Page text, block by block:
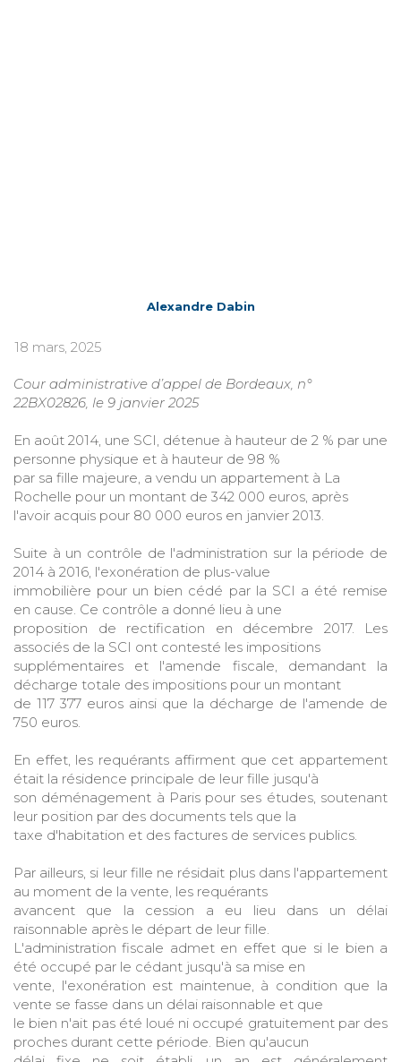
Alexandre Dabin
18 mars, 2025
Cour administrative d’appel de Bordeaux, n°
22BX02826, le 9 janvier 2025
En août 2014, une SCI, détenue à hauteur de 2 % par une
personne physique et à hauteur de 98 %
par sa fille majeure, a vendu un appartement à La
Rochelle pour un montant de 342 000 euros, après
l'avoir acquis pour 80 000 euros en janvier 2013.
Suite à un contrôle de l'administration sur la période de
2014 à 2016, l'exonération de plus-value
immobilière pour un bien cédé par la SCI a été remise
en cause. Ce contrôle a donné lieu à une
proposition de rectification en décembre 2017. Les
associés de la SCI ont contesté les impositions
supplémentaires et l'amende fiscale, demandant la
décharge totale des impositions pour un montant
de 117 377 euros ainsi que la décharge de l'amende de
750 euros.
En effet, les requérants affirment que cet appartement
était la résidence principale de leur fille jusqu'à
son déménagement à Paris pour ses études, soutenant
leur position par des documents tels que la
taxe d'habitation et des factures de services publics.
Par ailleurs, si leur fille ne résidait plus dans l'appartement
au moment de la vente, les requérants
avancent que la cession a eu lieu dans un délai
raisonnable après le départ de leur fille.
L'administration fiscale admet en effet que si le bien a
été occupé par le cédant jusqu'à sa mise en
vente, l'exonération est maintenue, à condition que la
vente se fasse dans un délai raisonnable et que
le bien n'ait pas été loué ni occupé gratuitement par des
proches durant cette période. Bien qu'aucun